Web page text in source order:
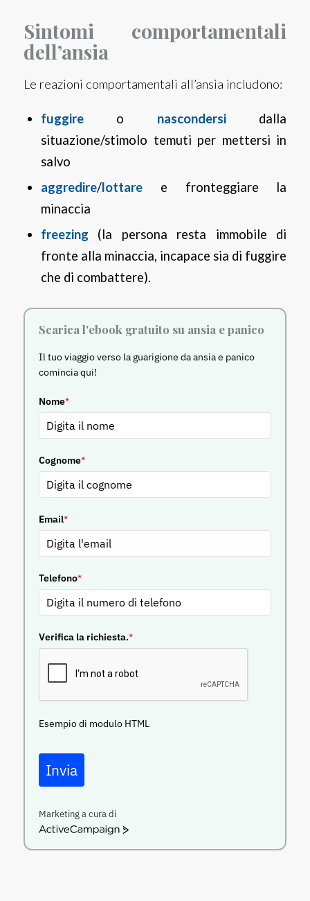
Sintomi comportamentali
dell’ansia
Le reazioni comportamentali all’ansia includono:
fuggireo nascondersidalla
situazione/stimolo temuti per mettersi in
salvo
aggredire/lottaree fronteggiare la
minaccia
freezing (la persona resta immobile di
fronte alla minaccia, incapace sia di fuggire
che di combattere).
Scarica l'ebook gratuito su ansia e panico
Il tuo viaggio verso la guarigione da ansia e panico
comincia qui!
Nome*
Cognome*
Email*
Telefono*
Verifica la richiesta.*
Esempio di modulo HTML
Invia
Marketing a cura di
ActiveCampaign